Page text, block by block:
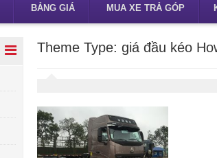
BẢNG GIÁ MUA XE TRẢ GÓP
Theme Type: giá đầu kéo